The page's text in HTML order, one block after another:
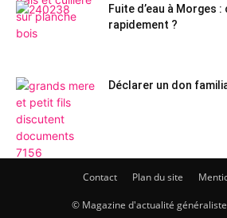
Fuite d’eau à Morges
rapidement ?
Déclarer un don
Contact Plan du site
© Magazine d'actualité généraliste